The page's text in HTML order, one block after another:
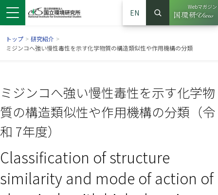
ウで開きます）
ンドウで開きます）
ウインドウで開きます）
EN
サイト内検索
検索
Webマガジン
（別ウイ
トップ > 研究紹介 >
ミジンコへ強い慢性毒性を示す化学物質の構造類似性や作用機構の分類
ミジンコへ強い慢性毒性を示す化学物
質の構造類似性や作用機構の分類（令
和 7年度）
Classification of structure
similarity and mode of action of